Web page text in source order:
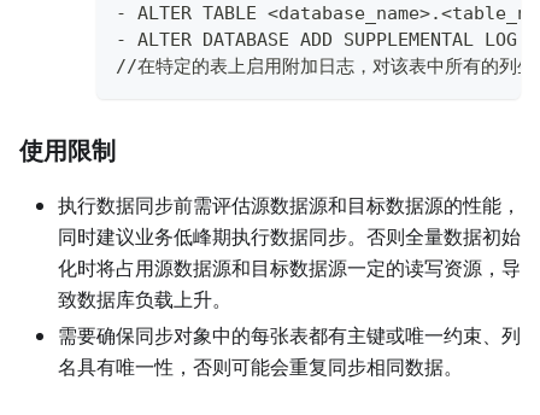
- ALTER TABLE
- ALTER DATABASE ADD SUPPLEMENTAL LOG
//在特定的表上启用附加日志，对该表中所有的列
使用限制
执行数据同步前需评估源数据源和目标数据源的性能，
同时建议业务低峰期执行数据同步。否则全量数据初始
化时将占用源数据源和目标数据源一定的读写资源，导
致数据库负载上升。
需要确保同步对象中的每张表都有主键或唯一约束、列
名具有唯一性，否则可能会重复同步相同数据。